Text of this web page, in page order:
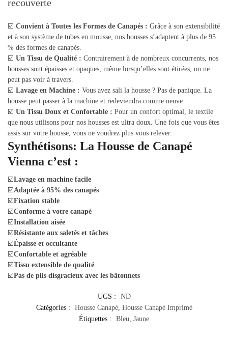
☑️ Convient à Toutes les Formes de Canapés : Grâce à son extensibilité
et à son système de tubes en mousse, nos housses s’adaptent à plus de 95
% des formes de canapés.
☑️ Un Tissu de Qualité : Contrairement à de nombreux concurrents, nos
housses sont épaisses et opaques, même lorsqu’elles sont étirées, on ne
peut pas voir à travers.
☑️ Lavage en Machine : Vous avez sali la housse ? Pas de panique. La
housse peut passer à la machine et redeviendra comme neuve.
☑️ Un Tissu Doux et Confortable : Pour un confort optimal, le textile
que nous utilisons pour nos housses est ultra doux. Une fois que vous êtes
assis sur votre housse, vous ne voudrez plus vous relever.
Synthétisons: La Housse de Canapé
Vienna c’est :
☑️Lavage en machine facile
☑️Adaptée à 95% des canapés
☑️Fixation stable
☑️Conforme à votre canapé
☑️Installation aisée
☑️Résistante aux saletés et tâches
☑️Épaisse et occultante
☑️Confortable et agréable
☑️Tissu extensible de qualité
☑️Pas de plis disgracieux avec les bâtonnets
UGS :
ND
Catégories :
Housse Canapé, Housse Canapé Imprimé
Étiquettes :
Bleu, Jaune